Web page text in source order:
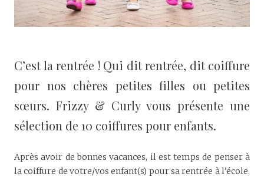
C’est la rentrée ! Qui dit rentrée, dit coiffure
pour nos chères petites filles ou petites
sœurs. Frizzy & Curly vous présente une
sélection de 10 coiffures pour enfants.
Après avoir de bonnes vacances, il est temps de penser à
la coiffure de votre/vos enfant(s) pour sa rentrée à l’école.